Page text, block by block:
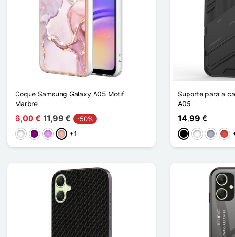
Coque Samsung Galaxy A05 Motif
Marbre
6,00 € 11,99 € -50%
BrancoPúrpuraVioleta ligeira
Ouro rosa
+1
Suporte para a
A05
14,99 €
PretoBrancoCinzento